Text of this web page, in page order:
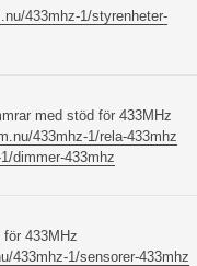
433mhz-1/styrenheter-
med stöd för 433MHz
433mhz-1/rela-433mhz
dimmer-433mhz
433MHz
433mhz-1/sensorer-433mhz